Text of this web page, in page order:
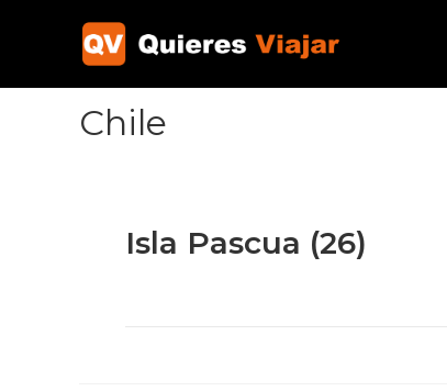
Chile
Isla Pascua (26)